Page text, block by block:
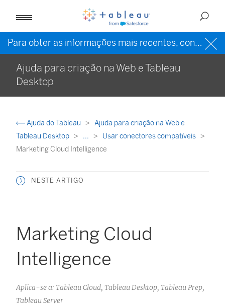
Para obter as informações mais recentes, consulte a
Ajuda para criação na Web e Tableau
Desktop
Ajuda do Tableau
Ajuda para criação na Web e
Tableau Desktop
...
Usar conectores compatíveis
Marketing Cloud Intelligence
NESTE ARTIGO
Marketing Cloud
Intelligence
Aplica-se a: Tableau Cloud, Tableau Desktop, Tableau Prep,
Tableau Server